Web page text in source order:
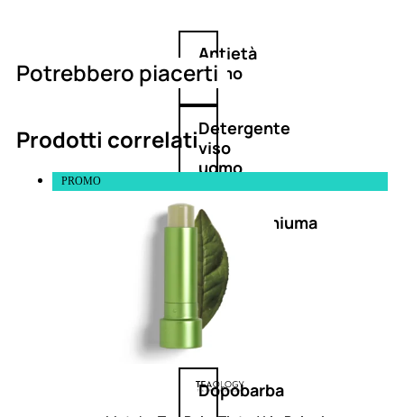
Antietà
uomo
Detergente
viso
uomo
Docciaschiuma
uomo
Shampoo
uomo
Dopobarba
Potrebbero piacerti
Prodotti correlati
PROMO